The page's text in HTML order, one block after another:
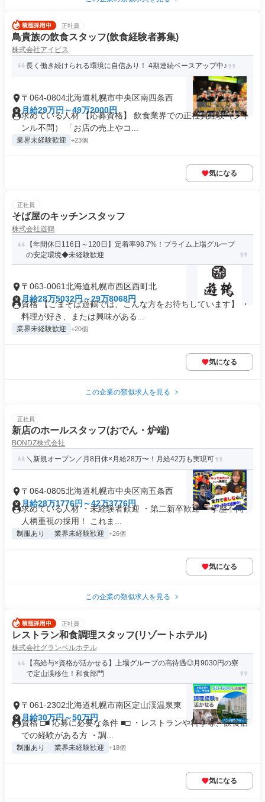
正社員
鳥貴族の飲食スタッフ(飲食経験者募集)
株式会社アイビス
長く働き続けられる環境に自信あり！ 4期連続ベースアップ中♪
〒064-0804北海道札幌市中央区南四条西
月給29万円～49万2000円
求めている人材 【応募資格】 飲食業界での正社員経験（ジャ
ンル不問） 「お店の売上やコ...
業界未経験歓迎 +23個
気になる
正社員
そば屋のキッチンスタッフ
株式会社遊鶴
【年間休日116日～120日】定着率98.7%！プライム上場グループ
の安定環境◆未経験歓迎
〒063-0061北海道札幌市西区西町北
月給28万5032円～29万8068円
資格 【ごまそば遊鶴では、こんな方をお待ちしています】 ・
料理が好き、または興味がある...
業界未経験歓迎 +20個
気になる
この企業の類似求人を見る
正社員
新店のホールスタッフ(おでん・炉端)
BONDZ株式会社
＼新規オープン／月8日休×月給28万〜！月給42万も実現可
〒064-0805北海道札幌市中央区南五条西
月給28万1776円～42万3776円
求めている人材 ・未経験者歓迎 ・第二新卒歓迎 ・学歴不問
人柄重視の採用！ これま...
制服あり 業界未経験歓迎 +26個
気になる
この企業の類似求人を見る
正社員
レストラン和食調理スタッフ(リゾートホテル)
株式会社グランベルホテル
【高給与×資格が活かせる】上場グループの高待遇◎月9030円の寮
で定山渓移住！和食部門
〒061-2302北海道札幌市南区定山渓温泉東
月給30万円～50万円
資格 □■ 応募に必要な条件 ■□ ・レストランや料亭等、飲食店
での経験がある方 ・調...
制服あり 業界未経験歓迎 +18個
気になる